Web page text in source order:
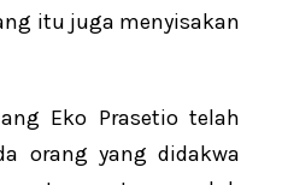
itu juga menyisakan
Eko Prasetio telah
orang yang didakwa